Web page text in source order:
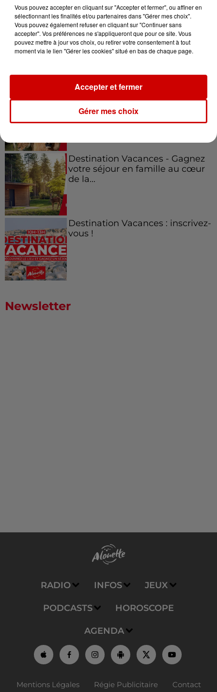
condamné, repreneurs pour
Duralex et la...
Le Duel - Gagnez vos entrées
pour l'un des zoos de nos
régions !
Destination Vacances - Gagnez
votre séjour en famille au cœur
de la...
Destination Vacances : inscrivez-
vous !
Newsletter
RADIO INFOS JEUX
PODCASTS HOROSCOPE
AGENDA
Mentions Légales Régie Publicitaire Contact
Vous pouvez accepter en cliquant sur "Accepter et fermer", ou affiner en
sélectionnant les finalités et/ou partenaires dans "Gérer mes choix".
Vous pouvez également refuser en cliquant sur "Continuer sans
accepter". Vos préférences ne s'appliqueront que pour ce site. Vous
pouvez mettre à jour vos choix, ou retirer votre consentement à tout
moment via le lien "Gérer les cookies" situé en bas de chaque page.
Gérer mes choix
Accepter et fermer